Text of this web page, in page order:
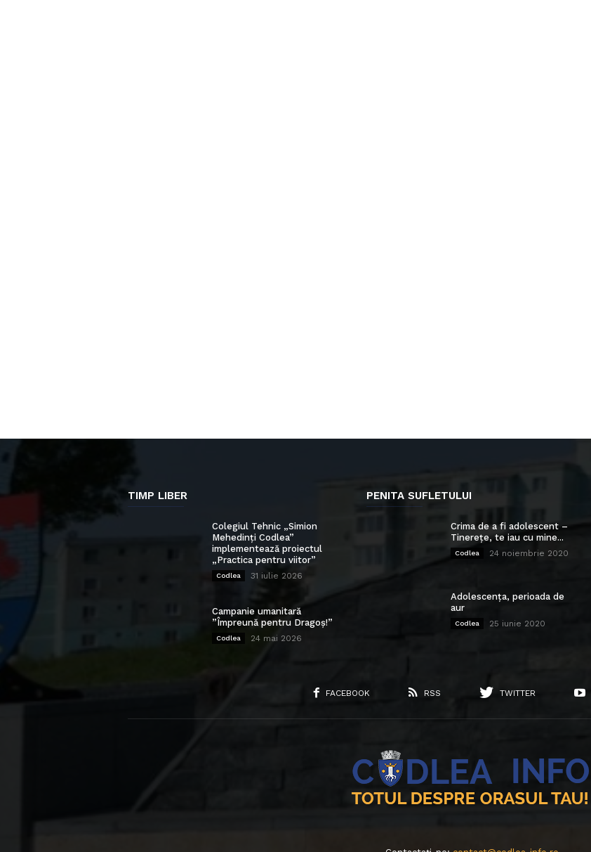
TIMP LIBER
Colegiul Tehnic „Simion
Mehedinți Codlea”
implementează proiectul
„Practica pentru viitor”
Codlea 31 iulie 2026
Campanie umanitară
”Împreună pentru Dragoș!”
Codlea 24 mai 2026
PENITA SUFLETULUI
Crima de a fi adolescent –
Tinerețe, te iau cu mine...
Codlea 24 noiembrie 2020
Adolescența, perioada de
aur
Codlea 25 iunie 2020
FACEBOOK RSS TWITTER